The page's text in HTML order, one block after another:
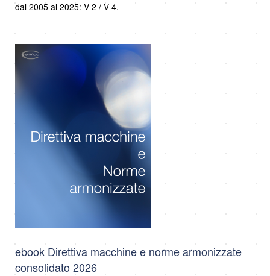
dal 2005 al 2025: V 2 / V 4.
ebook Direttiva macchine e norme armonizzate
consolidato 2026